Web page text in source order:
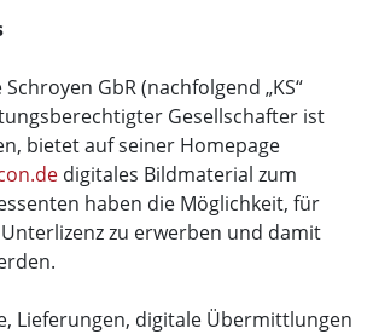
GbR (nachfolgend „KS“
Gesellschafter ist
bietet auf seiner Homepage
digitales Bildmaterial zum
haben die Möglichkeit, für
zu erwerben und damit
Lieferungen, digitale Übermittlungen